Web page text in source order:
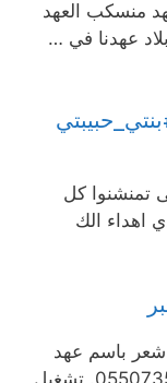
منسكب العهد
عهدنا في …
تمنشنوا كل
اهداء الك
باسم عهد
زفة مسار باسم عهد للطلب على 0550735121. تشغيل